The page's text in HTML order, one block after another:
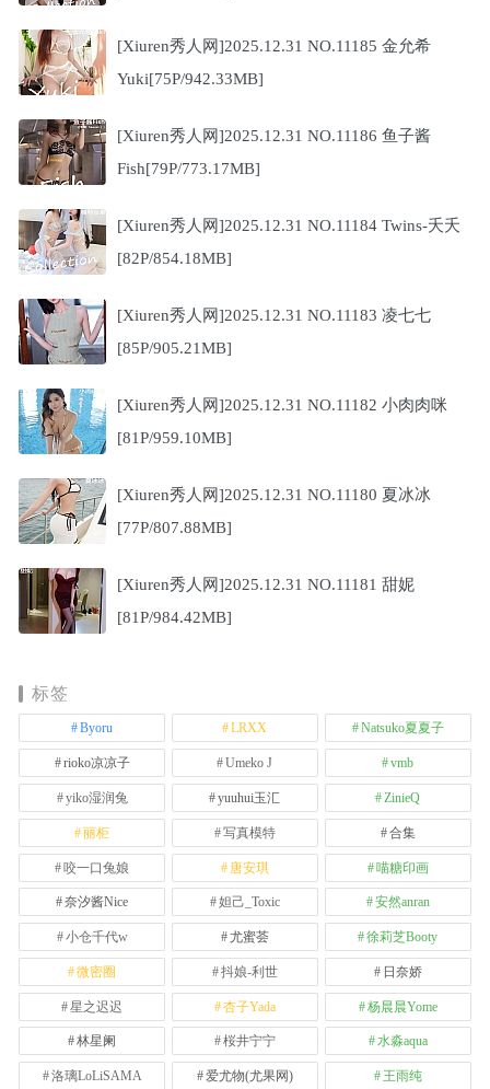
[Xiuren秀人网]2025.12.31 NO.11185 金允希
Yuki[75P/942.33MB]
[Xiuren秀人网]2025.12.31 NO.11186 鱼子酱
Fish[79P/773.17MB]
[Xiuren秀人网]2025.12.31 NO.11184 Twins-夭夭
[82P/854.18MB]
[Xiuren秀人网]2025.12.31 NO.11183 凌七七
[85P/905.21MB]
[Xiuren秀人网]2025.12.31 NO.11182 小肉肉咪
[81P/959.10MB]
[Xiuren秀人网]2025.12.31 NO.11180 夏冰冰
[77P/807.88MB]
[Xiuren秀人网]2025.12.31 NO.11181 甜妮
[81P/984.42MB]
标签
Byoru LRXX Natsuko夏夏子
rioko凉凉子 Umeko J vmb
yiko湿润兔 yuuhui玉汇 ZinieQ
丽柜 写真模特 合集
咬一口兔娘 唐安琪 喵糖印画
奈汐酱Nice 妲己_Toxic 安然anran
小仓千代w 尤蜜荟 徐莉芝Booty
微密圈 抖娘-利世 日奈娇
星之迟迟 杏子Yada 杨晨晨Yome
林星阑 桜井宁宁 水淼aqua
洛璃LoLiSAMA 爱尤物(尤果网) 王雨纯